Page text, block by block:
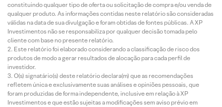
constituindo qualquer tipo de oferta ou solicitação de compra e/ou venda de
qualquer produto. As informações contidas neste relatório são consideradas
válidas na data de sua divulgação e foram obtidas de fontes públicas. A XP
Investimentos não se responsabiliza por qualquer decisão tomada pelo
cliente com base no presente relatório.
Este relatório foi elaborado considerando a classificação de risco dos
produtos de modo a gerar resultados de alocação para cada perfil de
investidor.
O(s) signatário(s) deste relatório declara(m) que as recomendações
refletem única e exclusivamente suas análises e opiniões pessoais, que
foram produzidas de forma independente, inclusive em relação à XP
Investimentos e que estão sujeitas a modificações sem aviso prévio em